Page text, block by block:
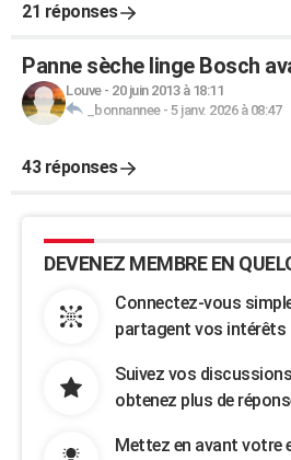
21 réponses
Panne sèche linge Bosch
Louve- 20 juin 2013 à 18:11
_bonnannee- 5 janv. 2026 à 08:47
43 réponses
DEVENEZ MEMBRE EN
Connectez-vous
partagent vos intérêts
Suivez vos
obtenez plus de
Mettez en avant votre